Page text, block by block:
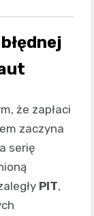
że zapłaci
zaczyna
serię
PIT,